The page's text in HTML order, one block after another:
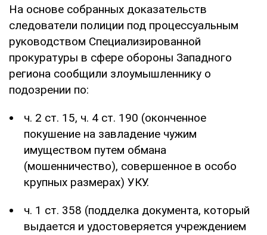
На основе собранных доказательств
следователи полиции под процессуальным
руководством Специализированной
прокуратуры в сфере обороны Западного
региона сообщили злоумышленнику о
подозрении по:
ч. 2 ст. 15, ч. 4 ст. 190 (оконченное
покушение на завладение чужим
имуществом путем обмана
(мошенничество), совершенное в особо
крупных размерах) УКУ.
ч. 1 ст. 358 (подделка документа, который
выдается и удостоверяется учреждением